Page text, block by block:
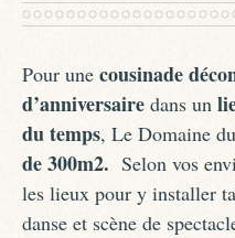
Pour une cousinade
d’anniversaire dans un
du temps, Le Domaine
de 300m2. Selon vos
les lieux pour y installer
danse et scène de